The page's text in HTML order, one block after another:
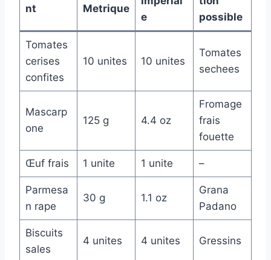
nt
Metrique
e
possible
Tomates
cerises
confites
10 unites 10 unites
Tomates
sechees
Mascarp
one
125 g 4.4 oz
Fromage
frais
fouette
Œuf frais 1 unite 1 unite –
Parmesa
n rape
30 g 1.1 oz
Grana
Padano
Biscuits
sales
4 unites 4 unites Gressins